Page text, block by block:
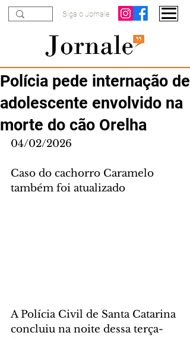
Siga o Jornale
Polícia pede internação de
adolescente envolvido na
morte do cão Orelha
04/02/2026
Caso do cachorro Caramelo
também foi atualizado
A Polícia Civil de Santa Catarina
concluiu na noite dessa terça-